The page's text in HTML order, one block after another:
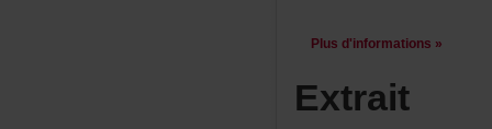
Plusd'informations»
Extrait